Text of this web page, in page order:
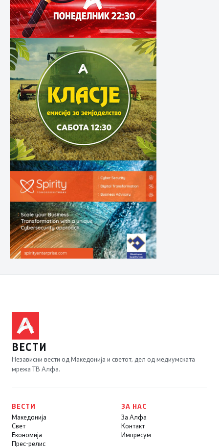
ВЕСТИ
Независни вести од Македонија и светот, дел од медиумската
мрежа ТВ Алфа.
ВЕСТИ
Македонија
Свет
Економија
Прес-релис
ЗА НАС
За Алфа
Контакт
Импресум